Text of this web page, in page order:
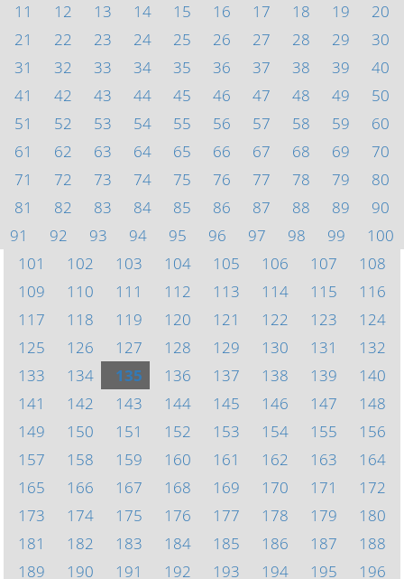
11
12 13 14 15 16 17 18 19
20
21
22 23 24 25 26 27 28 29
30
31
32 33 34 35 36 37 38 39
40
41
42 43 44 45 46 47 48 49
50
51
52 53 54 55 56 57 58 59
60
61
62 63 64 65 66 67 68 69
70
71
72 73 74 75 76 77 78 79
80
81
82 83 84 85 86 87 88 89
90
91
92 93 94 95 96 97 98 99
100
101
102 103 104 105 106 107
108
109
110 111 112 113 114 115
116
117
118 119 120 121 122 123
124
125
126 127 128 129 130 131
132
133
134 135 136 137 138 139
140
141
142 143 144 145 146 147
148
149
150 151 152 153 154 155
156
157
158 159 160 161 162 163
164
165
166 167 168 169 170 171
172
173
174 175 176 177 178 179
180
181
182 183 184 185 186 187
188
189
190 191 192 193 194 195
196